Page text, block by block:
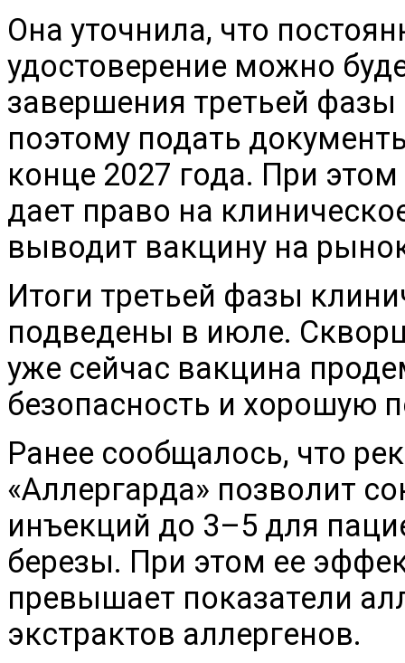
Она уточнила, что
удостоверение можно
завершения третьей
поэтому подать
конце 2027 года. При
дает право на
выводит вакцину на
Итоги третьей фазы
подведены в июле.
уже сейчас вакцина
безопасность и хорошую
Ранее сообщалось, что
«Аллергарда» позволит
инъекций до 3–5 для
березы. При этом ее
превышает показатели
экстрактов аллергенов.